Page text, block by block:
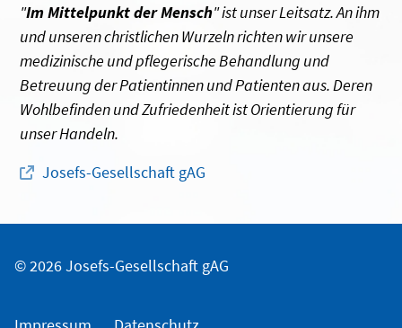
"Im Mittelpunkt der Mensch" ist unser Leitsatz. An ihm
und unseren christlichen Wurzeln richten wir unsere
medizinische und pflegerische Behandlung und
Betreuung der Patientinnen und Patienten aus. Deren
Wohlbefinden und Zufriedenheit ist Orientierung für
unser Handeln.
Josefs-Gesellschaft gAG
© 2026 Josefs-Gesellschaft gAG